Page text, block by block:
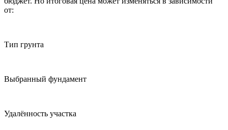
от:
Тип грунта
Выбранный фундамент
Удалённость участка